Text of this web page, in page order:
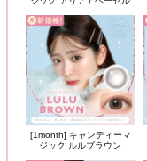
[1month] キャンディーマ
ジック ルルブラウン